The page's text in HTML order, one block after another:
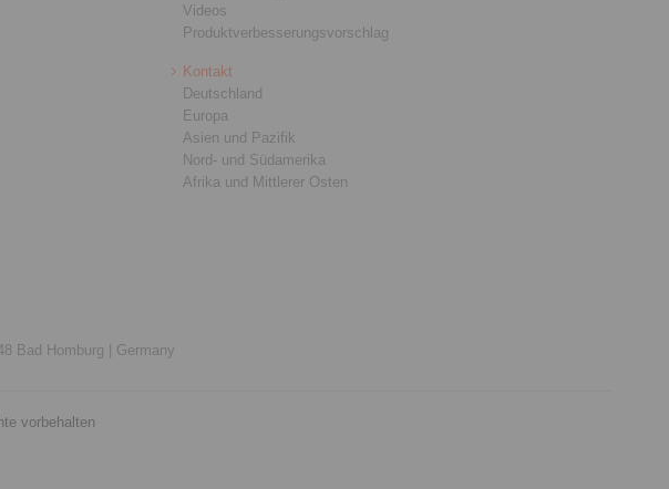
Videos
Produktverbesserungsvorschlag
Kontakt
Deutschland
Europa
Asien und Pazifik
Nord- und Südamerika
Afrika und Mittlerer Osten
Bad Homburg | Germany
vorbehalten